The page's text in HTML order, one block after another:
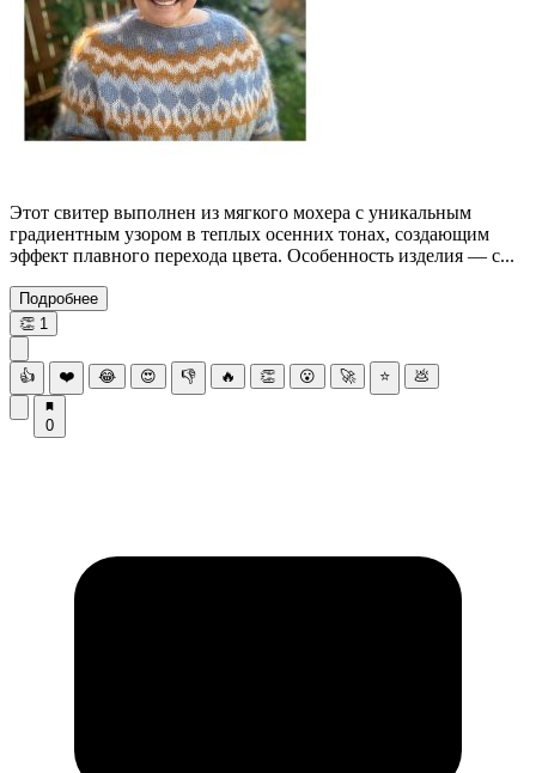
Этот свитер выполнен из мягкого мохера с уникальным
градиентным узором в теплых осенних тонах, создающим
эффект плавного перехода цвета. Особенность изделия — с...
Подробнее
👏 1
👍 ❤️ 😂 😍 👎 🔥 👏 😮 🚀 ⭐ 💩
0